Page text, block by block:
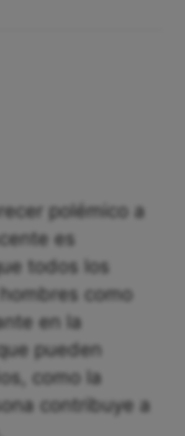
polémico a
es
todos los
como
en la
pueden
como la
contribuye a